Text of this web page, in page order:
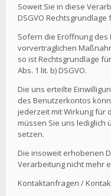
Soweit Sie in diese
DSGVO
Sofern die Eröffnung
vorvertraglichen
so ist Rechtsgrundlage
Abs. 1 lit. b) DSGVO.
Die uns erteilte
des Benutzerkontos
jederzeit mit Wirkung für
müssen Sie uns lediglich
setzen.
Die insoweit erhobenen
Verarbeitung nicht mehr
Kontaktanfragen /